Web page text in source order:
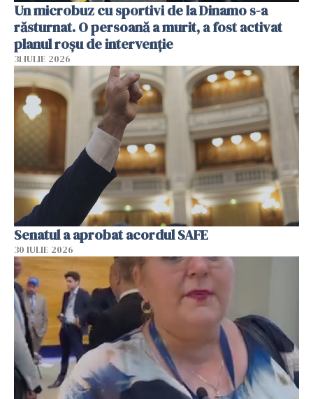
Un microbuz cu sportivi de la Dinamo s-a
răsturnat. O persoană a murit, a fost activat
planul roșu de intervenție
31 IULIE 2026
Senatul a aprobat acordul SAFE
30 IULIE 2026